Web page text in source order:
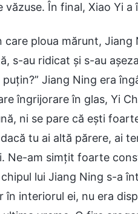
văzuse. În final, Xiao Yi
ploua mărunt, Jiang
s-au ridicat și s-au
Jiang Ning era
îngrijorare în glas, Yi
ni se pare că ești
tu ai altă părere, ai
Ne-am simțit foarte
lui Jiang Ning s-a
în interiorul ei, nu era